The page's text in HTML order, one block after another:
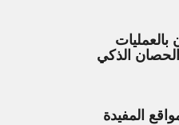
الذكي
المفيدة